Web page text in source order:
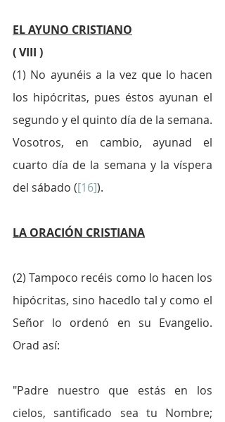
EL AYUNO CRISTIANO
( VIII )
(1) No ayunéis a la vez que lo hacen
los hipócritas, pues éstos ayunan el
segundo y el quinto día de la semana.
Vosotros, en cambio, ayunad el
cuarto día de la semana y la víspera
del sábado ([16]).
LA ORACIÓN CRISTIANA
(2) Tampoco recéis como lo hacen los
hipócritas, sino hacedlo tal y como el
Señor lo ordenó en su Evangelio.
Orad así:
"Padre nuestro que estás en los
cielos, santificado sea tu Nombre;